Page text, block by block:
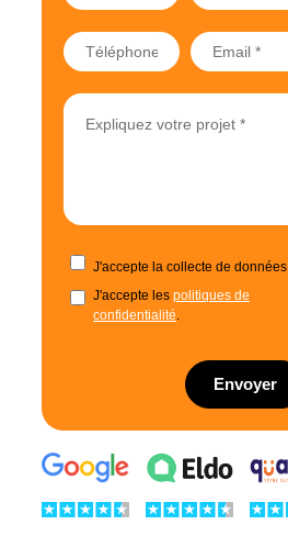
J'accepte la collecte de données
J'accepte les politiques de
confidentialité.
Envoyer